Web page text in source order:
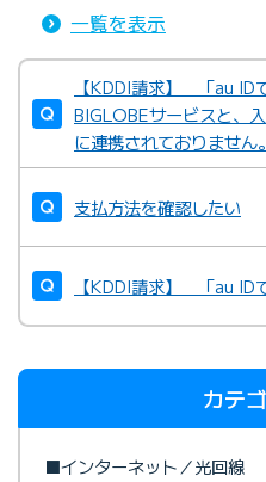
一覧を表示
【KDDI請求】 「au ID
BIGLOBEサービスと、
に連携されておりませ
支払方法を確認したい
【KDDI請求】 「au ID
カテ
■インターネット／光回線